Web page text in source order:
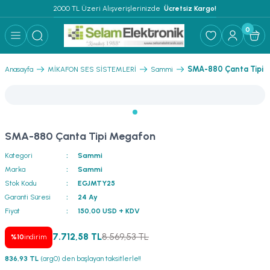
2000 TL Üzeri Alışverişlerinizde Ücretsiz Kargo!
Geri Dön
Anfiler
Geri Dön
Geri Dön
Hoparlörler
Geri Dön
Geri Dön
Geri Dön
Mikrofonlar
Geri Dön
Sistemler
Geri Dön
PAKET
Geri Dön
0
Anasayfa MİKAFON SES SİSTEMLERİ Sammi SMA-880 Çanta Tipi
SMA-880 Çanta Tipi Megafon
Kategori
Sammi
Marka
Sammi
Stok Kodu
EGJMTY25
Garanti Süresi
24 Ay
Fiyat
150,00 USD + KDV
%10indirim 7.712,58 TL8.569,53 TL
836,93 TL (arg0) den başlayan taksitlerle!!